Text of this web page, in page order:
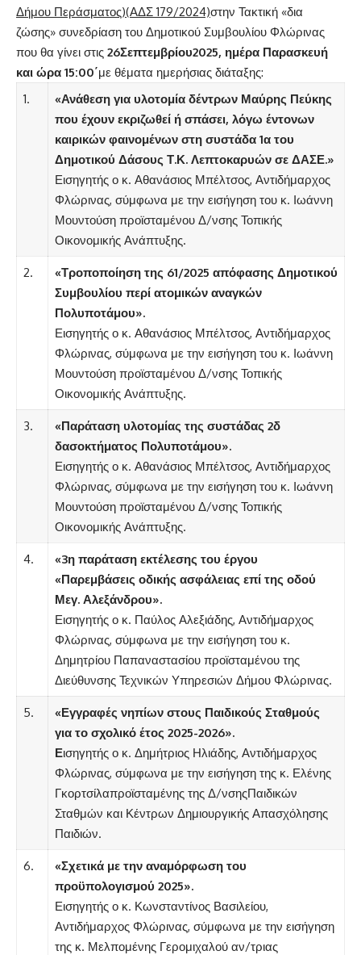
Δήμου Περάσματος)(ΑΔΣ 179/2024)στην Τακτική «δια
ζώσης» συνεδρίαση του Δημοτικού Συμβουλίου Φλώρινας
που θα γίνει στις 26Σεπτεμβρίου2025, ημέρα Παρασκευή
και ώρα 15:00΄με θέματα ημερήσιας διάταξης:
1.
«Ανάθεση για υλοτομία δέντρων Μαύρης Πεύκης
που έχουν εκριζωθεί ή σπάσει, λόγω έντονων
καιρικών φαινομένων στη συστάδα 1α του
Δημοτικού Δάσους Τ.Κ. Λεπτοκαρυών σε ΔΑΣΕ.»
Εισηγητής ο κ. Αθανάσιος Μπέλτσος, Αντιδήμαρχος
Φλώρινας, σύμφωνα με την εισήγηση του κ. Ιωάννη
Μουντούση προϊσταμένου Δ/νσης Τοπικής
Οικονομικής Ανάπτυξης.
2.
«Τροποποίηση της 61/2025 απόφασης Δημοτικού
Συμβουλίου περί ατομικών αναγκών
Πολυποτάμου».
Εισηγητής ο κ. Αθανάσιος Μπέλτσος, Αντιδήμαρχος
Φλώρινας, σύμφωνα με την εισήγηση του κ. Ιωάννη
Μουντούση προϊσταμένου Δ/νσης Τοπικής
Οικονομικής Ανάπτυξης.
3. «Παράταση υλοτομίας της συστάδας 2δ
δασοκτήματος Πολυποτάμου».
Εισηγητής ο κ. Αθανάσιος Μπέλτσος, Αντιδήμαρχος
Φλώρινας, σύμφωνα με την εισήγηση του κ. Ιωάννη
Μουντούση προϊσταμένου Δ/νσης Τοπικής
Οικονομικής Ανάπτυξης.
4.
«3η παράταση εκτέλεσης του έργου
«Παρεμβάσεις οδικής ασφάλειας επί της οδού
Μεγ. Αλεξάνδρου».
Εισηγητής ο κ. Παύλος Αλεξιάδης, Αντιδήμαρχος
Φλώρινας, σύμφωνα με την εισήγηση του κ.
Δημητρίου Παπαναστασίου προϊσταμένου της
Διεύθυνσης Τεχνικών Υπηρεσιών Δήμου Φλώρινας.
5.
«Εγγραφές νηπίων στους Παιδικούς Σταθμούς
για το σχολικό έτος 2025-2026».
Εισηγητής ο κ. Δημήτριος Ηλιάδης, Αντιδήμαρχος
Φλώρινας, σύμφωνα με την εισήγηση της κ. Ελένης
Γκορτσίλαπροϊσταμένης της Δ/νσηςΠαιδικών
Σταθμών και Κέντρων Δημιουργικής Απασχόλησης
Παιδιών.
6.
«Σχετικά με την αναμόρφωση του
προϋπολογισμού 2025».
Εισηγητής ο κ. Κωνσταντίνος Βασιλείου,
Αντιδήμαρχος Φλώρινας, σύμφωνα με την εισήγηση
της κ. Μελπομένης Γερομιχαλού αν/τριας